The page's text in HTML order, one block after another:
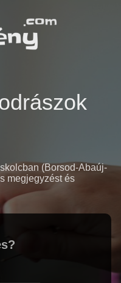
(Borsod-Abaúj-
megjegyzést és